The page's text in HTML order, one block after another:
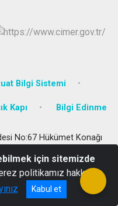
Bilgi Sistemi
Kapı Bilgi Edinme
No:67 Hükümet Konağı
0436 311 20 02
için sitemizde
politikamız hakkında
Kabul et